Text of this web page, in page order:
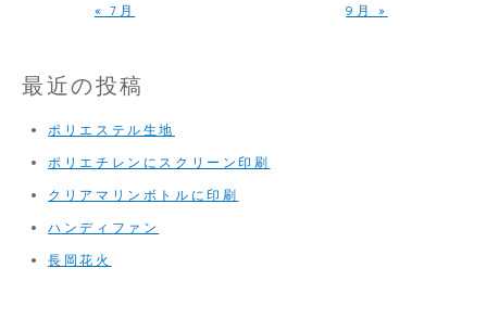
« 7月 9月 »
最近の投稿
ポリエステル生地
ポリエチレンにスクリーン印刷
クリアマリンボトルに印刷
ハンディファン
長岡花火